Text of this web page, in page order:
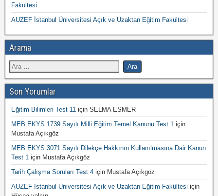
Fakültesi
AUZEF İstanbul Üniversitesi Açık ve Uzaktan Eğitim Fakültesi
Arama
Son Yorumlar
Eğitim Bilimleri Test 11 için SELMA ESMER
MEB EKYS 1739 Sayılı Milli Eğitim Temel Kanunu Test 1 için
Mustafa Açıkgöz
MEB EKYS 3071 Sayılı Dilekçe Hakkının Kullanılmasına Dair Kanun
Test 1 için Mustafa Açıkgöz
Tarih Çalışma Soruları Test 4 için Mustafa Açıkgöz
AUZEF İstanbul Üniversitesi Açık ve Uzaktan Eğitim Fakültesi için